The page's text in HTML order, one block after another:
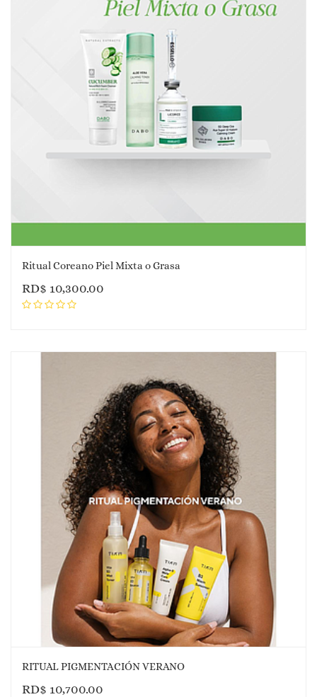
Ritual Coreano Piel Mixta o Grasa
RD$ 10,300.00
RITUAL PIGMENTACIÓN VERANO
RD$ 10,700.00